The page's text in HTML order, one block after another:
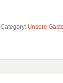
Category: Unsere Gäste